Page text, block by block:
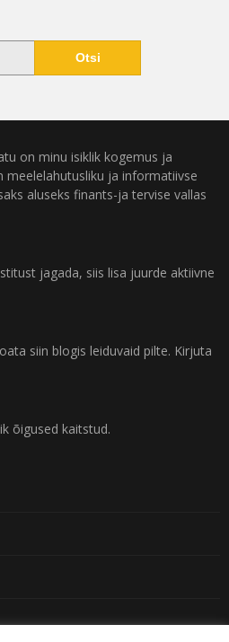
on minu isiklik kogemus ja
meelelahutusliku ja informatiivse
aluseks finants-ja tervise vallas
jagada, siis lisa juurde aktiivne
siin blogis leiduvaid pilte. Kirjuta
õigused kaitstud.